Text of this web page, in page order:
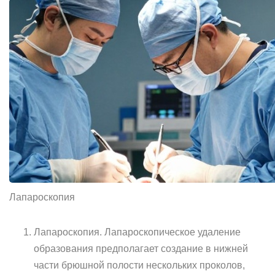
Лапароскопия
Лапароскопия. Лапароскопическое удаление
образования предполагает создание в нижней
части брюшной полости нескольких проколов,